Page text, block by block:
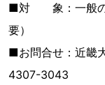
■対 象：一般の
要）
■お問合せ：近畿
4307-3043